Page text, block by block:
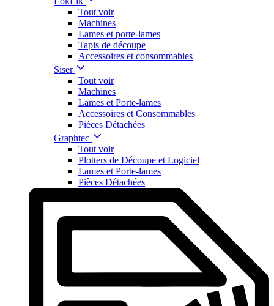
Tout voir
Machines
Lames et porte-lames
Tapis de découpe
Accessoires et consommables
Siser
Tout voir
Machines
Lames et Porte-lames
Accessoires et Consommables
Pièces Détachées
Graphtec
Tout voir
Plotters de Découpe et Logiciel
Lames et Porte-lames
Pièces Détachées